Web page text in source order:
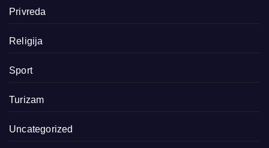
Privreda
Religija
Sport
Turizam
Uncategorized